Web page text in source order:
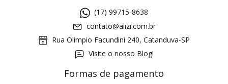
(17) 99715-8638
contato@alizi.com.br
Rua Olimpio Facundini 240, Catanduva-SP
Visite o nosso Blog!
Formas de pagamento